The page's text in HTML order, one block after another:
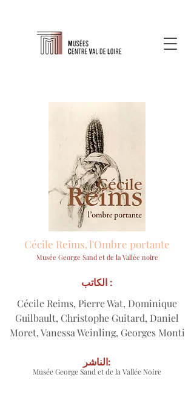
Cécile Reims, l'Ombre portante
Musée George Sand et de la Vallée noire
Cécile Reims, Pierre Wat, Dominique
Guilbault, Christophe Guitard, Daniel
Moret, Vanessa Weinling, Georges Monti
الكاتب :
Musée George Sand et de la Vallée Noire
الناشر: